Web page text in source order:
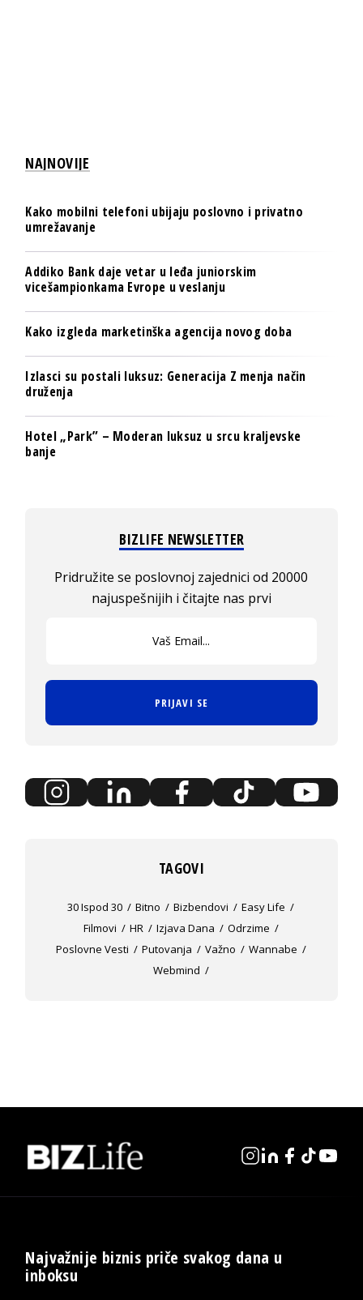
NAJNOVIJE
Kako mobilni telefoni ubijaju poslovno i privatno
umrežavanje
Addiko Bank daje vetar u leđa juniorskim
vicešampionkama Evrope u veslanju
Kako izgleda marketinška agencija novog doba
Izlasci su postali luksuz: Generacija Z menja način
druženja
Hotel „Park” – Moderan luksuz u srcu kraljevske
banje
BIZLIFE NEWSLETTER
Pridružite se poslovnoj zajednici od 20000
najuspešnijih i čitajte nas prvi
PRIJAVI SE
TAGOVI
30 Ispod 30 Bitno Bizbendovi
Easy Life
Filmovi
HR Izjava Dana
Odrzime
Poslovne Vesti
Putovanja Važno
Wannabe
Webmind
Najvažnije biznis priče svakog dana u
inboksu